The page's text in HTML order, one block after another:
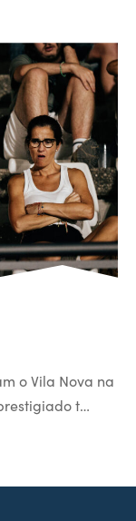
o Vila Nova na
t…